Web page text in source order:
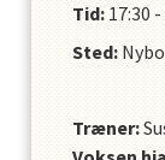
Tid: 17:30
Sted:
Træner: